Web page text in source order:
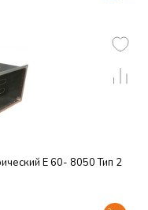
E 60- 8050 Тип 2